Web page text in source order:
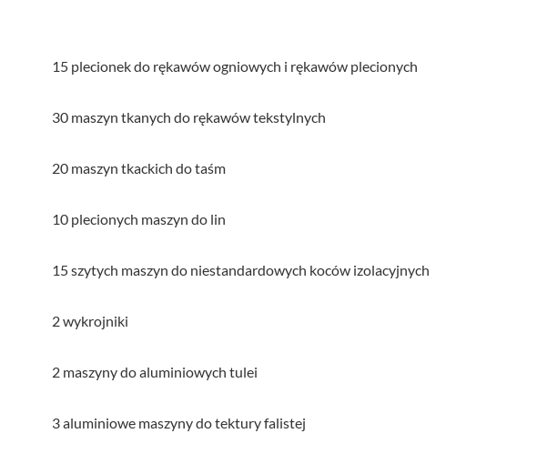
15 plecionek do rękawów ogniowych i rękawów plecionych
30 maszyn tkanych do rękawów tekstylnych
20 maszyn tkackich do taśm
10 plecionych maszyn do lin
15 szytych maszyn do niestandardowych koców izolacyjnych
2 wykrojniki
2 maszyny do aluminiowych tulei
3 aluminiowe maszyny do tektury falistej